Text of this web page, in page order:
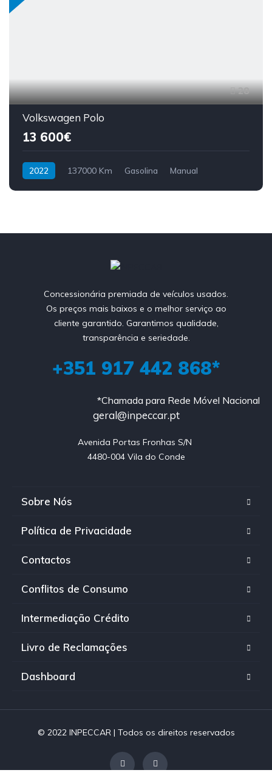
28
Volkswagen Polo
13 600€
2022 137000 Km Gasolina Manual
Concessionária premiada de veículos usados.
Os preços mais baixos e o melhor serviço ao
cliente garantido. Garantimos qualidade,
transparência e seriedade.
+351 917 442 868*
*Chamada para Rede Móvel Nacional
geral@inpeccar.pt
Avenida Portas Fronhas S/N
4480-004 Vila do Conde
Sobre Nós
Política de Privacidade
Contactos
Conflitos de Consumo
Intermediação Crédito
Livro de Reclamações
Dashboard
© 2022 INPECCAR | Todos os direitos reservados